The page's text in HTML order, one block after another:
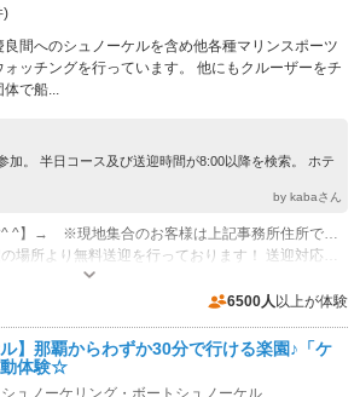
)
間へのシュノーケルを含め他各種マリンスポーツ
ッチングを行っています。 他にもクルーザーをチ
で船...
加。 半日コース及び送迎時間が8:00以降を検索。 ホテ
by kabaさん
（年中無休）
近隣駐車場あり（有料）100台 出航する三重城港には500円/1日で駐車可能です
6500人 以上が体験
】那覇からわずか30分で行ける楽園♪「ケ
動体験☆
シュノーケリング・ボートシュノーケル